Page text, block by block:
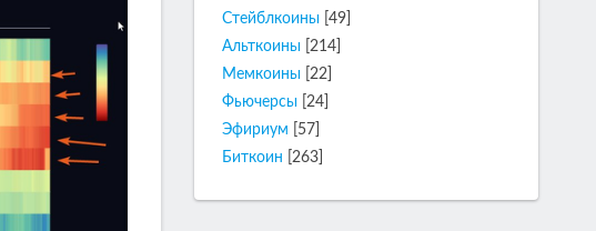
Стейблкоины [49]
Альткоины [214]
Мемкоины [22]
Фьючерсы [24]
Эфириум
[57]
Биткоин
[263]